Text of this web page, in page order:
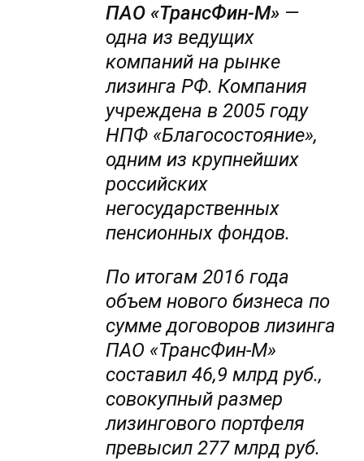
ПАО «ТрансФин-М» —
одна из ведущих
компаний на рынке
лизинга РФ. Компания
учреждена в 2005 году
НПФ «Благосостояние»,
одним из крупнейших
российских
негосударственных
пенсионных фондов.
По итогам 2016 года
объем нового бизнеса по
сумме договоров лизинга
ПАО «ТрансФин-М»
составил 46,9 млрд руб.,
совокупный размер
лизингового портфеля
превысил 277 млрд руб.